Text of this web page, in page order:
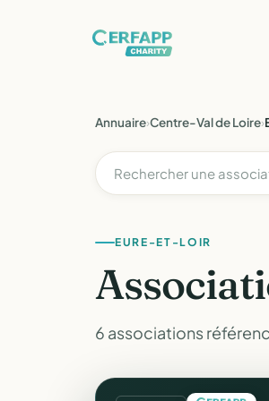
Annuaire›Centre-Val de Loire›
EURE-ET-LOIR
6 associations